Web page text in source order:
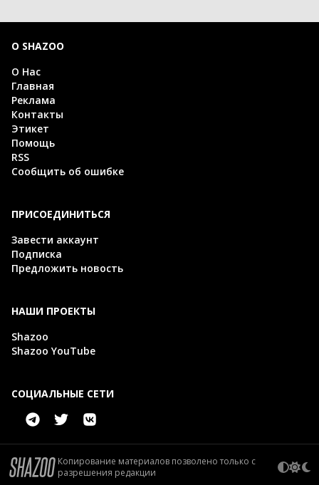
О SHAZOO
О Нас
Главная
Реклама
Контакты
Этикет
Помощь
RSS
Сообщить об ошибке
ПРИСОЕДИНИТЬСЯ
Завести аккаунт
Подписка
Предложить новость
НАШИ ПРОЕКТЫ
Shazoo
Shazoo YouTube
СОЦИАЛЬНЫЕ СЕТИ
Копирование материалов позволено только с
разрешения редакции